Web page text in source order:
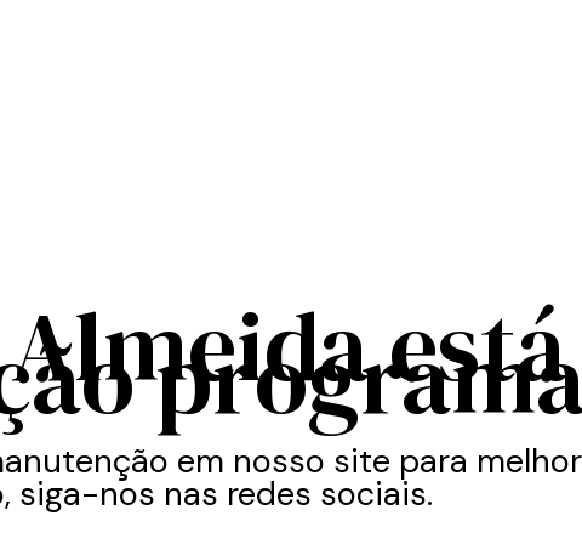
em nosso site para
siga-nos nas redes sociais.